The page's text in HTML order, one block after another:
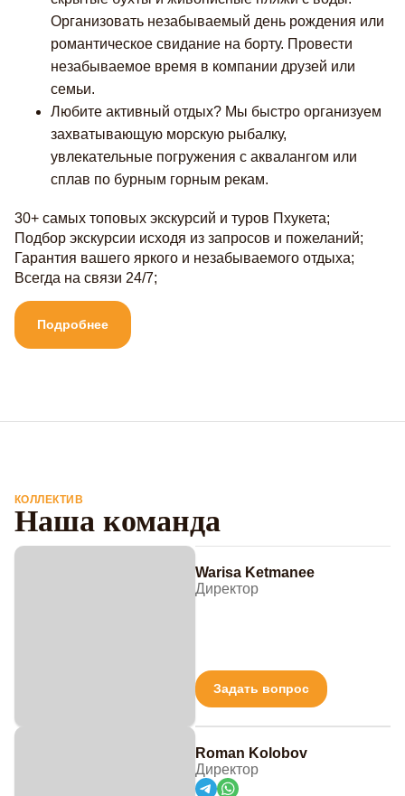
Организовать незабываемый день рождения или
романтическое свидание на борту. Провести
незабываемое время в компании друзей или
семьи.
Любите активный отдых? Мы быстро организуем
захватывающую морскую рыбалку,
увлекательные погружения с аквалангом или
сплав по бурным горным рекам.
30+ самых топовых экскурсий и туров Пхукета;
Подбор экскурсии исходя из запросов и пожеланий;
Гарантия вашего яркого и незабываемого отдыха;
Всегда на связи 24/7;
Подробнее
КОЛЛЕКТИВ
Наша команда
Warisa Ketmanee
Директор
Задать вопрос
Roman Kolobov
Директор